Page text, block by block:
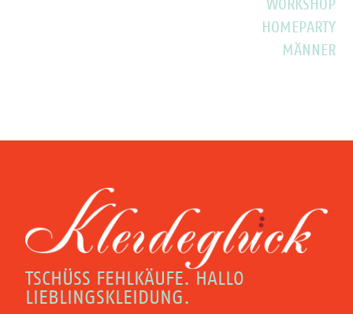
WORKSHOP
HOMEPARTY
MÄNNER
TSCHÜSS FEHLKÄUFE. HALLO
LIEBLINGSKLEIDUNG.